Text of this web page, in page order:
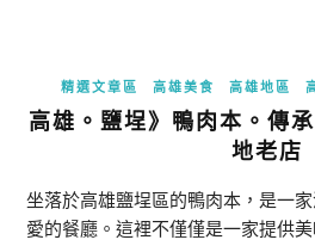
精選文章區 高雄美食 高雄地區
高雄。鹽埕》鴨肉本。傳
地老店
坐落於高雄鹽埕區的鴨肉本，是一
愛的餐廳。這裡不僅僅是一家提供